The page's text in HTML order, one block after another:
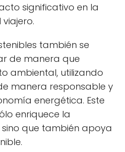
significativo en la
también se
de manera que
ambiental, utilizando
manera responsable y
energética. Este
enriquece la
sino que también apoya